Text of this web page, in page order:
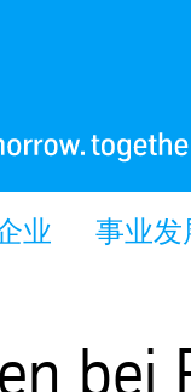
业 事业发
bei